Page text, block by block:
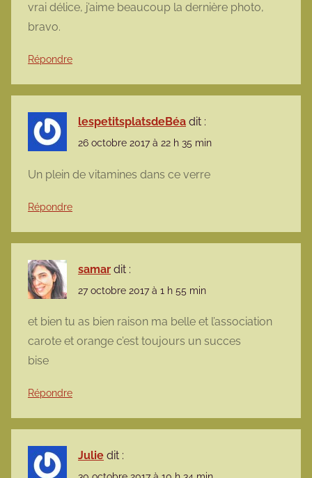
vrai délice, j’aime beaucoup la dernière photo,
bravo.
Répondre
lespetitsplatsdeBéa dit :
26 octobre 2017 à 22 h 35 min
Un plein de vitamines dans ce verre
Répondre
samar dit :
27 octobre 2017 à 1 h 55 min
et bien tu as bien raison ma belle et l’association
carote et orange c’est toujours un succes
bise
Répondre
Julie dit :